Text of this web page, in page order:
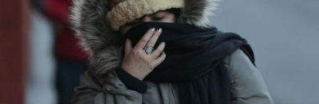
Sostenibilidad
chile